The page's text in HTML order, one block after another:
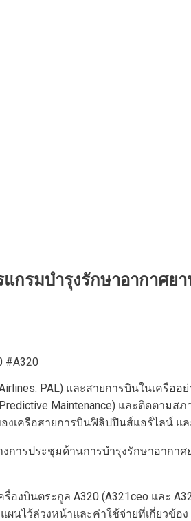
กรมบํารุงรักษาอากาศย
#A320
PAL) และสายการบินในเครืออ
Maintenance) และติดตา
ครือสายการบินฟิลิปปินส์แอร์ไลน์ แ
ารประชุมด้านการบํารุงรักษาอากาศ
องบินตระกูล A320 (A321ceo และ
นไว้ล่วงหน้าและค่าใช้จ่ายที่เกี่ยวข้อ